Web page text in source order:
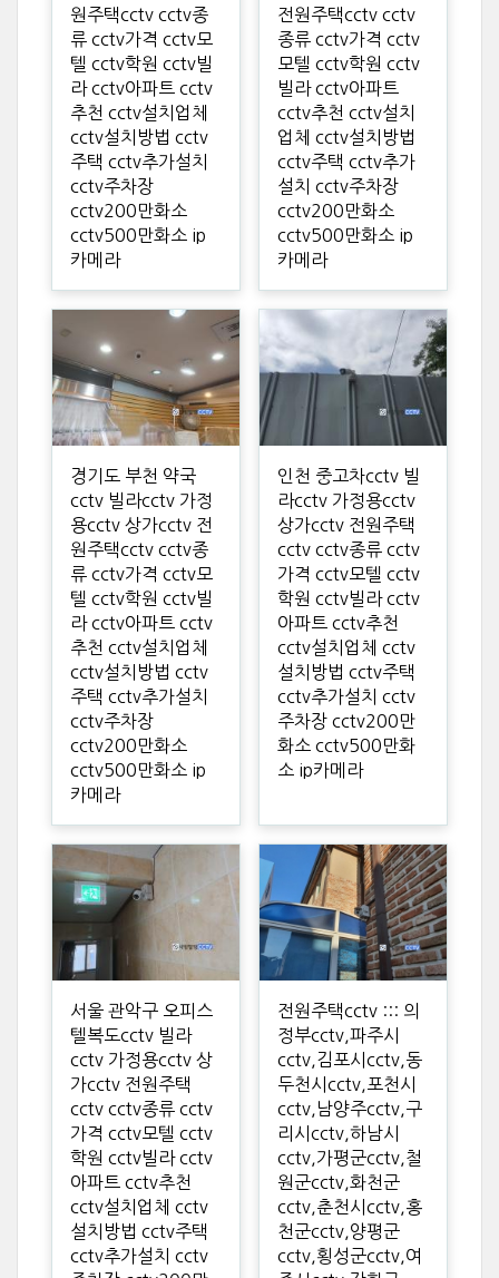
원주택cctv cctv종
류 cctv가격 cctv모
텔 cctv학원 cctv빌
라 cctv아파트 cctv
추천 cctv설치업체
cctv설치방법 cctv
주택 cctv추가설치
cctv주차장
cctv200만화소
cctv500만화소 ip
카메라
전원주택cctv cctv
종류 cctv가격 cctv
모텔 cctv학원 cctv
빌라 cctv아파트
cctv추천 cctv설치
업체 cctv설치방법
cctv주택 cctv추가
설치 cctv주차장
cctv200만화소
cctv500만화소 ip
카메라
경기도 부천 약국
cctv 빌라cctv 가정
용cctv 상가cctv 전
원주택cctv cctv종
류 cctv가격 cctv모
텔 cctv학원 cctv빌
라 cctv아파트 cctv
추천 cctv설치업체
cctv설치방법 cctv
주택 cctv추가설치
cctv주차장
cctv200만화소
cctv500만화소 ip
카메라
인천 중고차cctv 빌
라cctv 가정용cctv
상가cctv 전원주택
cctv cctv종류 cctv
가격 cctv모텔 cctv
학원 cctv빌라 cctv
아파트 cctv추천
cctv설치업체 cctv
설치방법 cctv주택
cctv추가설치 cctv
주차장 cctv200만
화소 cctv500만화
소 ip카메라
서울 관악구 오피스
텔복도cctv 빌라
cctv 가정용cctv 상
가cctv 전원주택
cctv cctv종류 cctv
가격 cctv모텔 cctv
학원 cctv빌라 cctv
아파트 cctv추천
cctv설치업체 cctv
설치방법 cctv주택
cctv추가설치 cctv
전원주택cctv ::: 의
정부cctv,파주시
cctv,김포시cctv,동
두천시cctv,포천시
cctv,남양주cctv,구
리시cctv,하남시
cctv,가평군cctv,철
원군cctv,화천군
cctv,춘천시cctv,홍
천군cctv,양평군
cctv,횡성군cctv,여